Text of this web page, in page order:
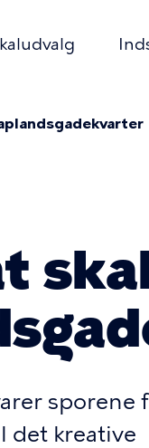
sporene
det kreative